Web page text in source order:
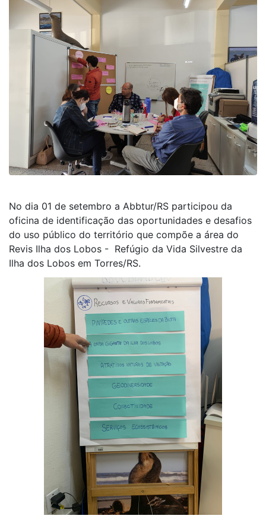
No dia 01 de setembro a Abbtur/RS participou da
oficina de identificação das oportunidades e desafios
do uso público do território que compõe a área do
Revis Ilha dos Lobos - Refúgio da Vida Silvestre da
Ilha dos Lobos em Torres/RS.